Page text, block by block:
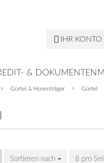
IHR KONTO
&
» Gürtel & Hosenträger » Gürtel
Sortieren nach 8 pro